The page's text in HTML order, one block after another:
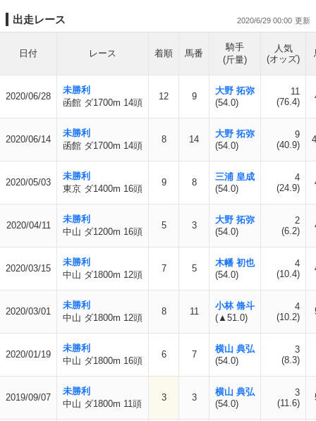
出走レース 2020/6/29 00:00
日付 レース 着順 馬番
騎手
(斤量)
人気
(オッズ)
2020/06/28
未勝利
函館 ダ1700m 14頭
12 9
大野 拓弥
(54.0)
11
(76.4)
2020/06/14
未勝利
函館 ダ1700m 14頭
8 14
大野 拓弥
(54.0)
9
(40.9)
2020/05/03
未勝利
東京 ダ1400m 16頭
9 8
三浦 皇成
(54.0)
4
(24.9)
2020/04/11
未勝利
中山 ダ1200m 16頭
5 3
大野 拓弥
(54.0)
2
(6.2)
2020/03/15
未勝利
中山 ダ1800m 12頭
7 5
木幡 初也
(54.0)
4
(10.4)
2020/03/01
未勝利
中山 ダ1800m 12頭
8 11
小林 脩斗
(▲51.0)
4
(10.2)
2020/01/19
未勝利
中山 ダ1800m 16頭
6 7
横山 典弘
(54.0)
3
(8.3)
2019/09/07
未勝利
中山 ダ1800m 11頭
3 3
横山 典弘
(54.0)
3
(11.6)